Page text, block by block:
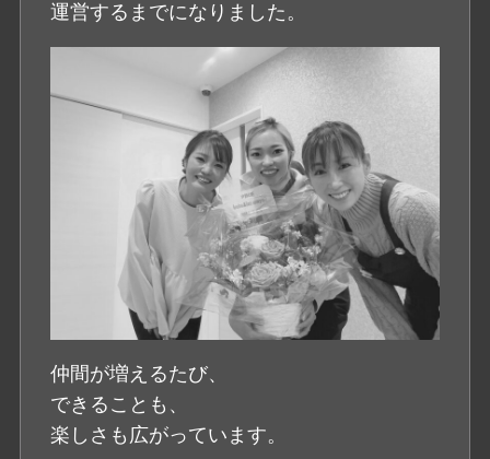
運営するまでになりました。
仲間が増えるたび、
できることも、
楽しさも広がっています。